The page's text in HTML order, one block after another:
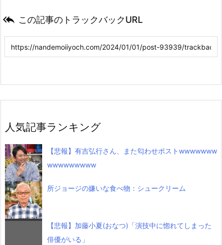
 この記事のトラックバックURL
人気記事ランキング
【悲報】有吉弘行さん、また匂わせポストwwwwwww
wwwwwwwww
所ジョージの嫌いな食べ物：シュークリーム
【悲報】加藤小夏(おなつ)「演技中に惚れてしまった
俳優がいる」